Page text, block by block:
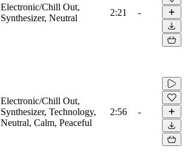
Electronic/Chill Out,
Synthesizer, Neutral
2:21 -
Electronic/Chill Out,
Synthesizer, Technology,
Neutral, Calm, Peaceful
2:56 -